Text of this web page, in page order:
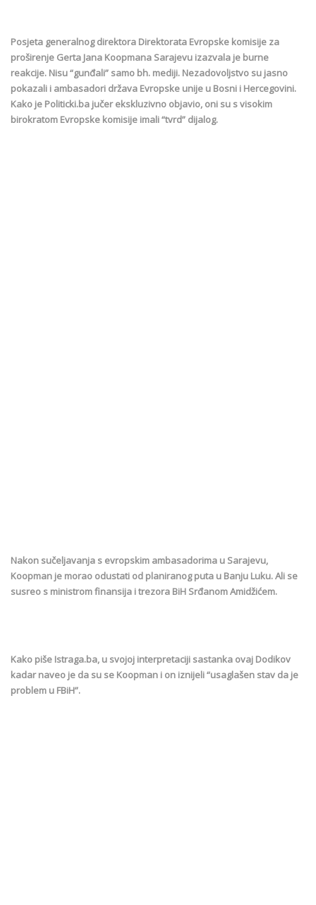
Posjeta generalnog direktora Direktorata Evropske komisije za
proširenje Gerta Jana Koopmana Sarajevu izazvala je burne
reakcije. Nisu “gunđali” samo bh. mediji. Nezadovoljstvo su jasno
pokazali i ambasadori država Evropske unije u Bosni i Hercegovini.
Kako je Politicki.ba jučer ekskluzivno objavio, oni su s visokim
birokratom Evropske komisije imali “tvrd” dijalog.
Nakon sučeljavanja s evropskim ambasadorima u Sarajevu,
Koopman je morao odustati od planiranog puta u Banju Luku. Ali se
susreo s ministrom finansija i trezora BiH Srđanom Amidžićem.
Kako piše Istraga.ba, u svojoj interpretaciji sastanka ovaj Dodikov
kadar naveo je da su se Koopman i on iznijeli “usaglašen stav da je
problem u FBiH”.